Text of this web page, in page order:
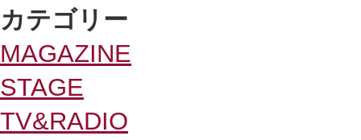
カテゴリー
MAGAZINE
STAGE
TV&RADIO